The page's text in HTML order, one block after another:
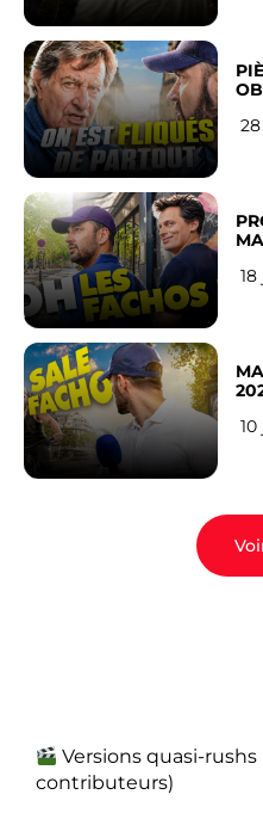
Versions quasi-rushs
contributeurs)